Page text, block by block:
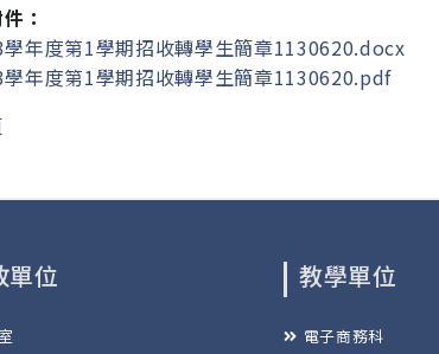
：
年度第1學期招收轉學生簡章1130620.docx
年度第1學期招收轉學生簡章1130620.pdf
單位 教學單位
電子商務科